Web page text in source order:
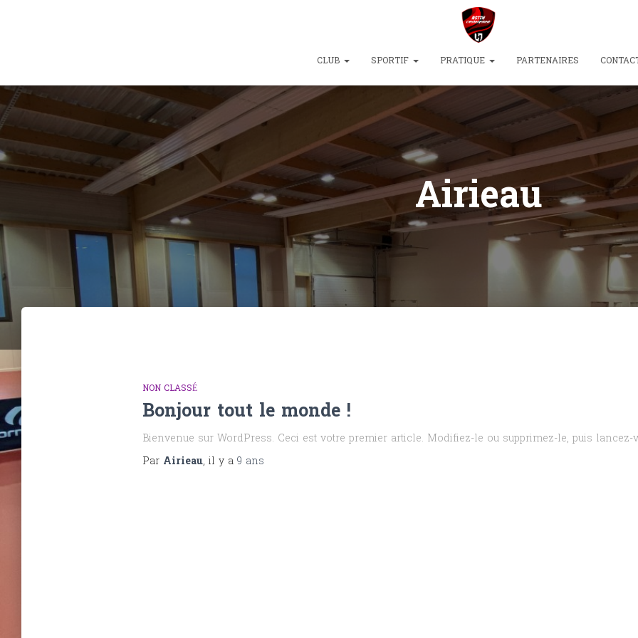
CLUB SPORTIF PRATIQUE PARTENAIRES
Airieau
NON CLASSÉ
Bonjour tout le monde !
Bienvenue sur WordPress. Ceci est votre premier article. Modifiez-le ou supprimez-le, puis lancez-
Par Airieau, il y a 9 ans